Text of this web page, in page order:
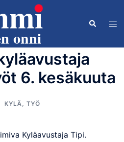
Search
6. kesäkuuta
KYLÄ, TYÖ
Kyläavustaja Tipi.